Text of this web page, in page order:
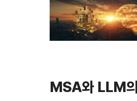
MSA와 LLM